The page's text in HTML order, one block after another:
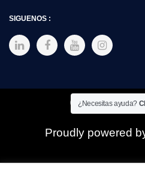
SIGUENOS :
Copyright ©
Proudly powered
¿Necesitas ayuda?